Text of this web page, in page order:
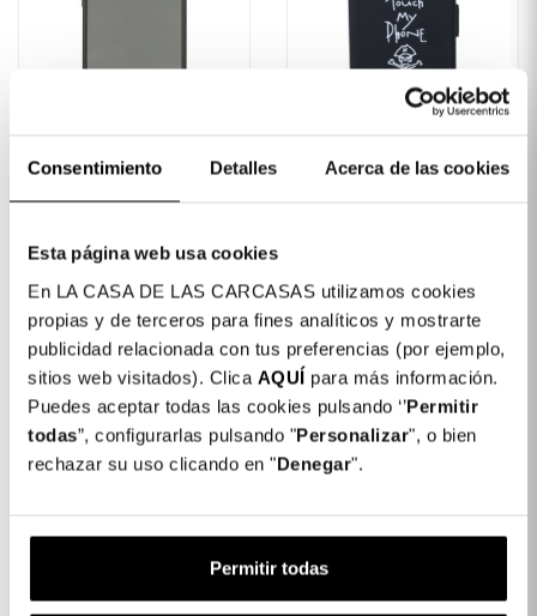
Consentimiento Detalles Acerca de las cookies
Esta página web usa cookies
En LA CASA DE LAS CARCASAS utilizamos cookies
propias y de terceros para fines analíticos y mostrarte
publicidad relacionada con tus preferencias (por ejemplo,
sitios web visitados). Clica AQUÍ para más información.
Puedes aceptar todas las cookies pulsando ‘’Permitir
todas”, configurarlas pulsando "Personalizar", o bien
rechazar su uso clicando en "Denegar".
Permitir todas
Capa Silicone Protetor
De Câmara Para Xiaomi
Redmi A2
Capa Livro Suave
Desenho Para Xiaomi
FORA DE STOCK